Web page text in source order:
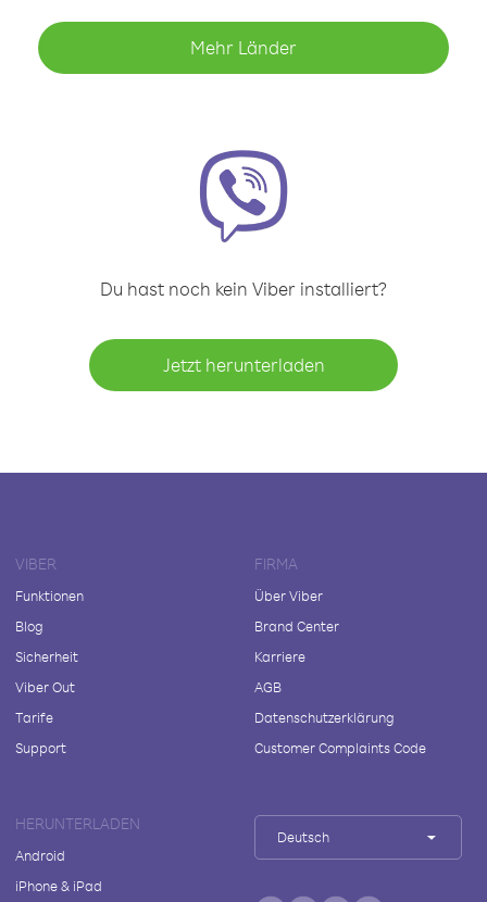
Mehr Länder
Du hast noch kein Viber installiert?
Jetzt herunterladen
VIBER
Funktionen
Blog
Sicherheit
Viber Out
Tarife
Support
FIRMA
Über Viber
Brand Center
Karriere
AGB
Datenschutzerklärung
Customer Complaints Code
HERUNTERLADEN
Android
iPhone & iPad
Deutsch